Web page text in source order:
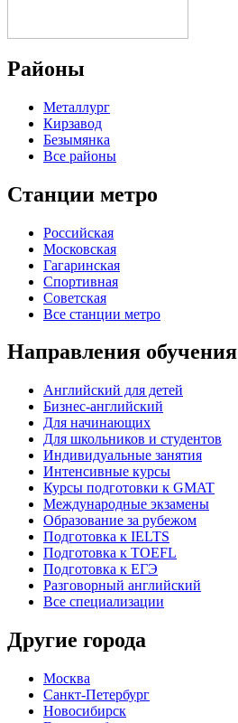
Районы
Металлург
Кирзавод
Безымянка
Все районы
Станции метро
Российская
Московская
Гагаринская
Спортивная
Советская
Все станции метро
Направления обучения
Английский для детей
Бизнес-английский
Для начинающих
Для школьников и студентов
Индивидуальные занятия
Интенсивные курсы
Курсы подготовки к GMAT
Международные экзамены
Образование за рубежом
Подготовка к IELTS
Подготовка к TOEFL
Подготовка к ЕГЭ
Разговорный английский
Все специализации
Другие города
Москва
Санкт-Петербург
Новосибирск